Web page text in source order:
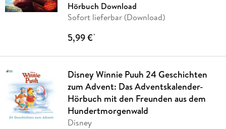
Hörbuch Download
Sofort lieferbar (Download)
5,99 €*
Disney Winnie Puuh 24 Geschichten
zum Advent: Das Adventskalender-
Hörbuch mit den Freunden aus dem
Hundertmorgenwald
Disney